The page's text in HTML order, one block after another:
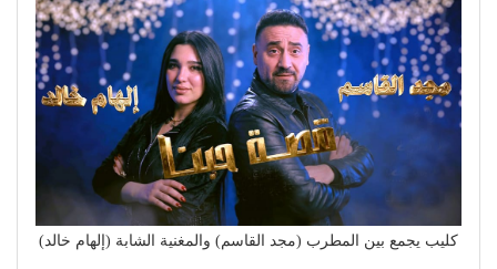
كليب يجمع بين المطرب (مجد القاسم) والمغنية الشابة (إلهام خالد)